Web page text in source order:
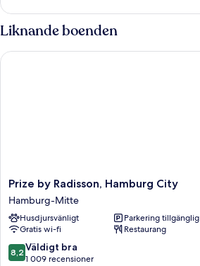
Liknande boenden
Prize
by
Radisson,
Hamburg
City
Hamburg-
Mitte
Prize by Radisson, Hamburg City
Hamburg-Mitte
Husdjursvänligt
Parkering tillgänglig
Gratis wi-fi
Restaurang
8.2
av
8,2 Väldigt bra
1 009 recensioner
Prize by Radisson, Hamburg City